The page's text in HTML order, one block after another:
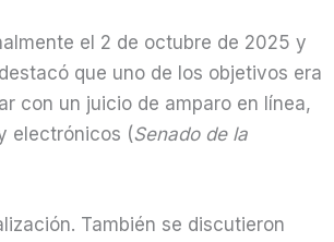
el 2 de octubre de 2025 y
que uno de los objetivos era
con un juicio de amparo en línea,
electrónicos (Senado de la
También se discutieron